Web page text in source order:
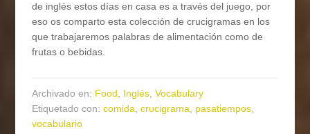
de inglés estos días en casa es a través del juego, por
eso os comparto esta colección de crucigramas en los
que trabajaremos palabras de alimentación como de
frutas o bebidas.
Archivado en: Food, Inglés,Vocabulary
Etiquetado con:comida,crucigrama, pasatiempos,
vocabulario